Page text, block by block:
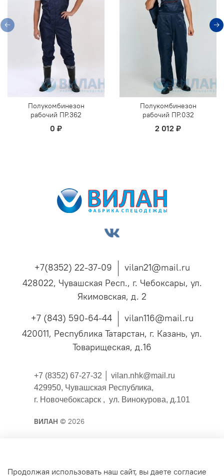
Полукомбинезон
рабочий ПР.362
0 ₽
Полукомбинезон
рабочий ПР.032
2 012 ₽
+7(8352) 22-37-09
vilan21@mail.ru
428022, Чувашская Респ., г. Чебоксары, ул.
Якимовская, д. 2
+7 (843) 590-64-44
vilan116@mail.ru
420011, Республика Татарстан, г. Казань, ул.
Товарищеская, д.16
+7 (8352) 67-27-32 │ vilan.nhk@mail.ru
429950, Чувашская Республика,
г. Новочебоксарск , ул. Винокурова, д.101
ВИЛАН © 2026
Публичная оферта
Продолжая использовать наш сайт, вы даете согласие